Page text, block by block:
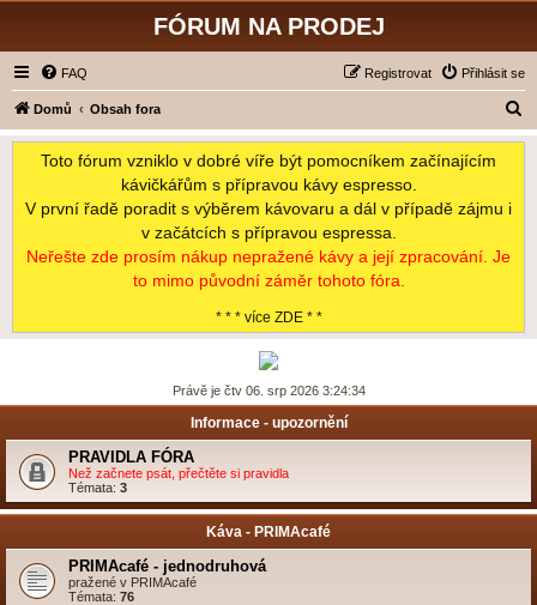
FÓRUM NA PRODEJ
FAQ Přihlásit se
Registrovat
Domů Obsah fora
l
Toto fórum vzniklo v dobré víře být pomocníkem začínajícím
kávičkářům s přípravou kávy espresso.
V první řadě poradit s výběrem kávovaru a dál v případě zájmu i
v začátcích s přípravou espressa.
Neřešte zde prosím nákup nepražené kávy a její zpracování. Je
to mimo původní záměr tohoto fóra.
* * * více ZDE * *
Právě je čtv 06. srp 2026 3:24:34
Informace - upozornění
PRAVIDLA FÓRA
Než začnete psát, přečtěte si pravidla
Témata: 3
Káva - PRIMAcafé
PRIMAcafé - jednodruhová
pražené v PRIMAcafé
Témata: 76